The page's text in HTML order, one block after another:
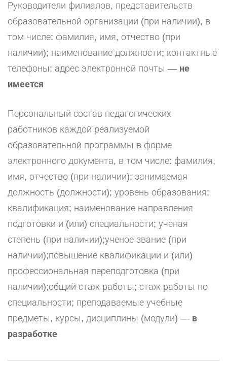
Руководители филиалов, представительств
образовательной организации (при наличии), в
том числе: фамилия, имя, отчество (при
наличии); наименование должности; контактные
телефоны; адрес электронной почты — не
имеется
Персональный состав педагогических
работников каждой реализуемой
образовательной программы в форме
электронного документа, в том числе: фамилия,
имя, отчество (при наличии); занимаемая
должность (должности); уровень образования;
квалификация; наименование направления
подготовки и (или) специальности; ученая
степень (при наличии);ученое звание (при
наличии);повышение квалификации и (или)
профессиональная переподготовка (при
наличии);общий стаж работы; стаж работы по
специальности; преподаваемые учебные
предметы, курсы, дисциплины (модули) — в
разработке